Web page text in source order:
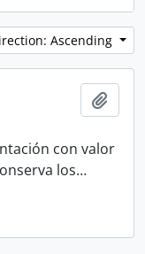
Ascending
con valor
los…